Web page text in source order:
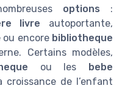
options :
livre autoportante,
ou encore bibliotheque
Certains modèles,
ou les bebe
croissance de l’enfant